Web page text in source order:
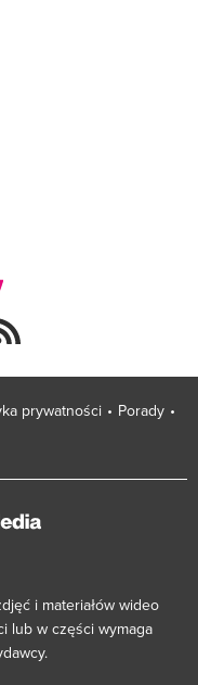
prywatności
Porady
i materiałów wideo
lub w części wymaga